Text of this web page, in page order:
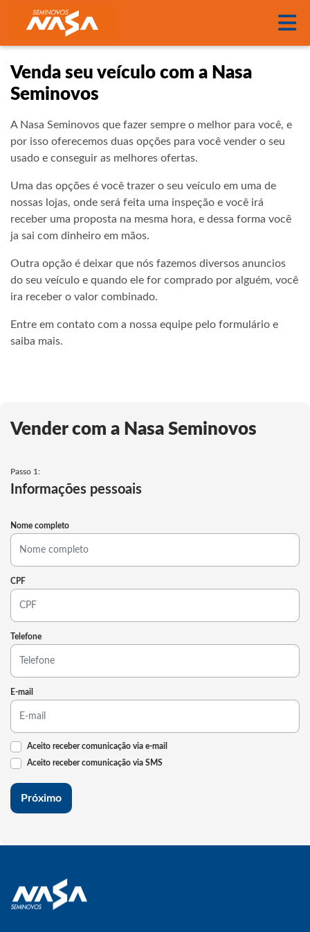
Venda seu veículo com a Nasa
Seminovos
A Nasa Seminovos que fazer sempre o melhor para você, e
por isso oferecemos duas opções para você vender o seu
usado e conseguir as melhores ofertas.
Uma das opções é você trazer o seu veículo em uma de
nossas lojas, onde será feita uma inspeção e você irá
receber uma proposta na mesma hora, e dessa forma você
ja sai com dinheiro em mãos.
Outra opção é deixar que nós fazemos diversos anuncios
do seu veículo e quando ele for comprado por alguém, você
ira receber o valor combinado.
Entre em contato com a nossa equipe pelo formulário e
saiba mais.
Vender com a Nasa Seminovos
Passo 1:
Informações pessoais
Nome completo
CPF
Telefone
E-mail
Aceito receber comunicação via e-mail
Aceito receber comunicação via SMS
Próximo